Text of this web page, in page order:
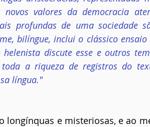
valores da democracia
profundas de uma sociedade
bilíngue, inclui o clássico
discute esse e outros
a riqueza de registros do
língua."
longínquas e misteriosas, e ao